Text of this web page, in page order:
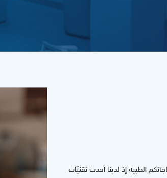
الطبية إذ لدينا أحدث تقنيّات